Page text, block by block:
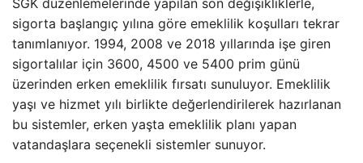
SGK düzenlemelerinde yapılan son değişikliklerle,
sigorta başlangıç yılına göre emeklilik koşulları tekrar
tanımlanıyor. 1994, 2008 ve 2018 yıllarında işe giren
sigortalılar için 3600, 4500 ve 5400 prim günü
üzerinden erken emeklilik fırsatı sunuluyor. Emeklilik
yaşı ve hizmet yılı birlikte değerlendirilerek hazırlanan
bu sistemler, erken yaşta emeklilik planı yapan
vatandaşlara seçenekli sistemler sunuyor.